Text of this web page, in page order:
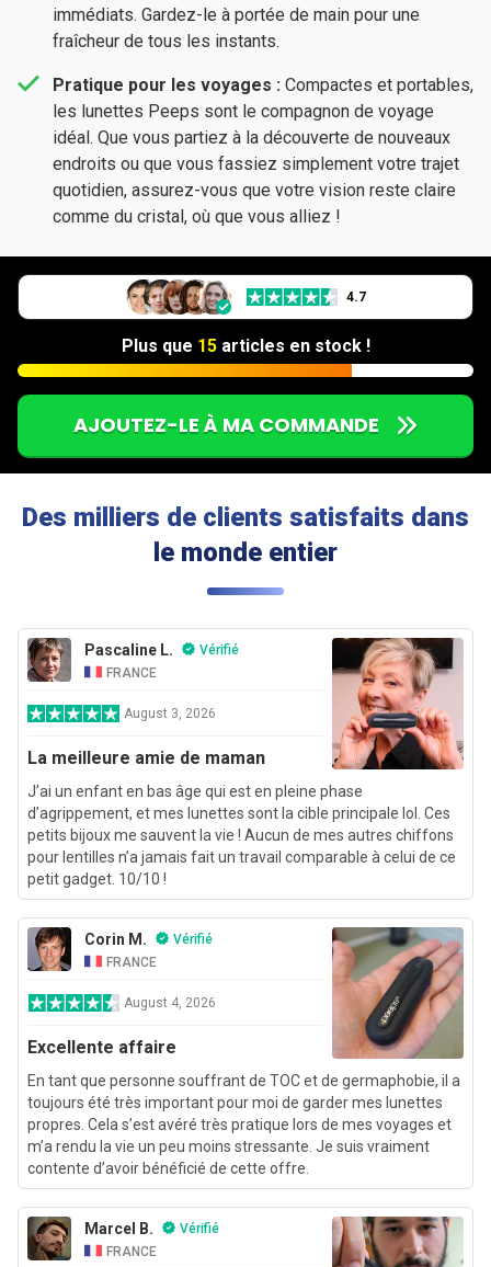
immédiats. Gardez-le à portée de main pour une
fraîcheur de tous les instants.
Pratique pour les voyages : Compactes et portables,
les lunettes Peeps sont le compagnon de voyage
idéal. Que vous partiez à la découverte de nouveaux
endroits ou que vous fassiez simplement votre trajet
quotidien, assurez-vous que votre vision reste claire
comme du cristal, où que vous alliez !
4.7
Plus que 15articles en stock !
AJOUTEZ-LE À MA COMMANDE
Des milliers de clients satisfaits dans
le monde entier
Pascaline L.
Vérifié
FRANCE
August 3, 2026
La meilleure amie de maman
J’ai un enfant en bas âge qui est en pleine phase
d’agrippement, et mes lunettes sont la cible principale lol. Ces
petits bijoux me sauvent la vie ! Aucun de mes autres chiffons
pour lentilles n’a jamais fait un travail comparable à celui de ce
petit gadget. 10/10 !
Corin M.
Vérifié
FRANCE
August 4, 2026
Excellente affaire
En tant que personne souffrant de TOC et de germaphobie, il a
toujours été très important pour moi de garder mes lunettes
propres. Cela s’est avéré très pratique lors de mes voyages et
m’a rendu la vie un peu moins stressante. Je suis vraiment
contente d’avoir bénéficié de cette offre.
Marcel B.
Vérifié
FRANCE